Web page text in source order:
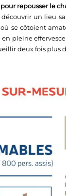
repousser le
découvrir un lieu
se côtoient
pleine
deux fois plus